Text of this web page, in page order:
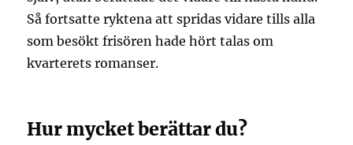
Så fortsatte ryktena att spridas vidare tills alla
som besökt frisören hade hört talas om
kvarterets romanser.
Hur mycket berättar du?